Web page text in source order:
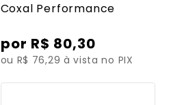
Coxal Performance
R$ 80,30
ou R$ 76,29 à vista no PIX